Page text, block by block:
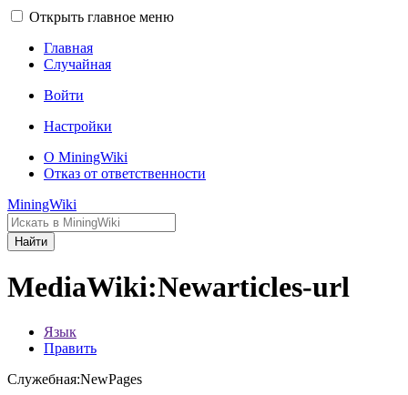
Открыть главное меню
Главная
Случайная
Войти
Настройки
О MiningWiki
Отказ от ответственности
MiningWiki
Найти
MediaWiki:Newarticles-url
Язык
Править
Служебная:NewPages